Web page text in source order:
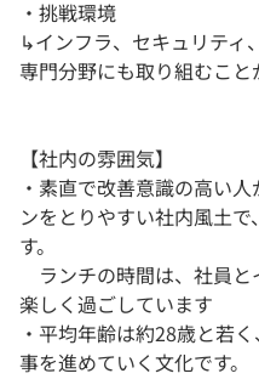
・挑戦環境
↳インフラ、セキュリティ
専門分野にも取り組むこと
【社内の雰囲気】
・素直で改善意識の高い
ンをとりやすい社内風土
す。
ランチの時間は、社員と
楽しく過ごしています
・平均年齢は約28歳と若
事を進めていく文化です。